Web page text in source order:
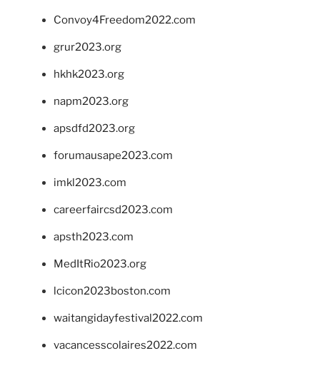
Convoy4Freedom2022.com
grur2023.org
hkhk2023.org
napm2023.org
apsdfd2023.org
forumausape2023.com
imkl2023.com
careerfaircsd2023.com
apsth2023.com
MedItRio2023.org
lcicon2023boston.com
waitangidayfestival2022.com
vacancesscolaires2022.com